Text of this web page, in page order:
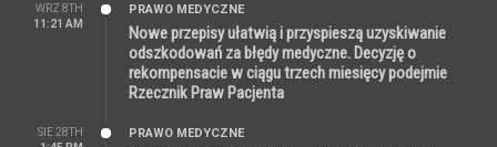
WRZ 8TH
11:21 AM
PRAWO MEDYCZNE
Nowe przepisy ułatwią i przyspieszą uzyskiwanie
odszkodowań za błędy medyczne. Decyzję o
rekompensacie w ciągu trzech miesięcy podejmie
Rzecznik Praw Pacjenta
SIE 28TH
PRAWO MEDYCZNE